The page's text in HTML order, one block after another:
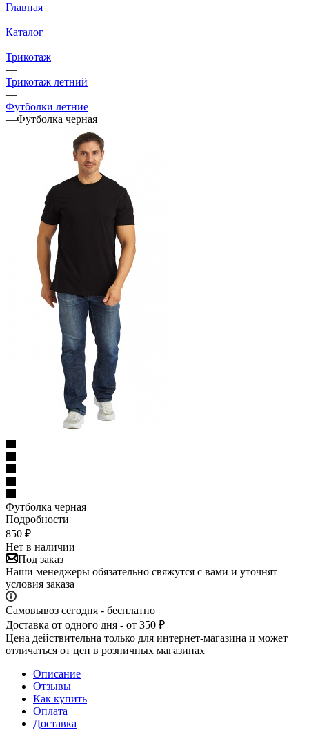
Главная
—
Каталог
—
Трикотаж
—
Трикотаж летний
—
Футболки летние
—Футболка черная
Футболка черная
Подробности
850 ₽
Нет в наличии
Под заказ
Наши менеджеры обязательно свяжутся с вами и уточнят
условия заказа
Самовывоз сегодня - бесплатно
Доставка от одного дня - от 350 ₽
Цена действительна только для интернет-магазина и может
отличаться от цен в розничных магазинах
Описание
Отзывы
Как купить
Оплата
Доставка